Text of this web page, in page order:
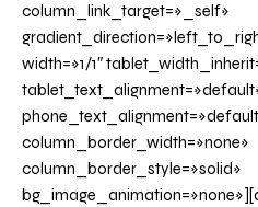
column_link_target=»_self»
width=»1/1″
column_border_width=»none»
column_border_style=»solid»